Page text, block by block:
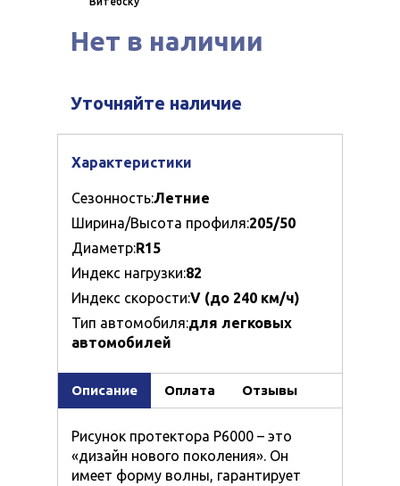
Нет в наличии
Уточняйте наличие
Характеристики
Сезонность:Летние
Ширина/Высота профиля:205/50
Диаметр:R15
Индекс нагрузки:82
Индекс скорости:V (до 240 км/ч)
Тип автомобиля:для легковых
автомобилей
Описание Оплата Отзывы
Рисунок протектора P6000 – это
«дизайн нового поколения». Он
имеет форму волны, гарантирует